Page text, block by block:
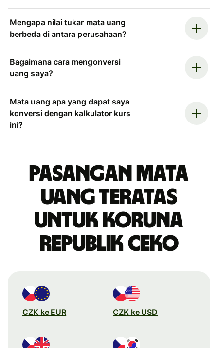
Mengapa nilai tukar mata uang
berbeda di antara perusahaan?
Bagaimana cara mengonversi
uang saya?
Mata uang apa yang dapat saya
konversi dengan kalkulator kurs
ini?
Pasangan mata
uang teratas
untuk koruna
Republik Ceko
CZK ke EUR CZK ke USD